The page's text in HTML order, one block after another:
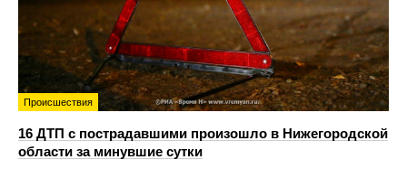
Происшествия
16 ДТП с пострадавшими произошло в Нижегородской
области за минувшие сутки